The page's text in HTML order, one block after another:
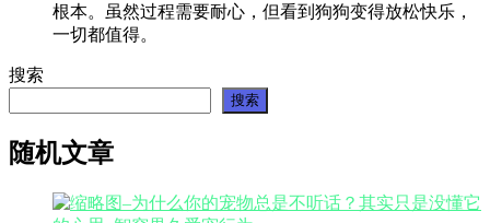
根本。虽然过程需要耐心，但看到狗狗变得放松快乐，
一切都值得。
搜索
搜索
随机文章